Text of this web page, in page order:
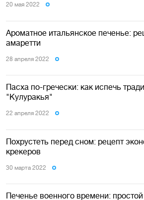
20 мая 2022
Ароматное итальянское печенье:
амаретти
28 апреля 2022
Пасха по-гречески: как испечь
"Кулуракья"
22 апреля 2022
Похрустеть перед сном: рецепт
крекеров
30 марта 2022
Печенье военного времени: